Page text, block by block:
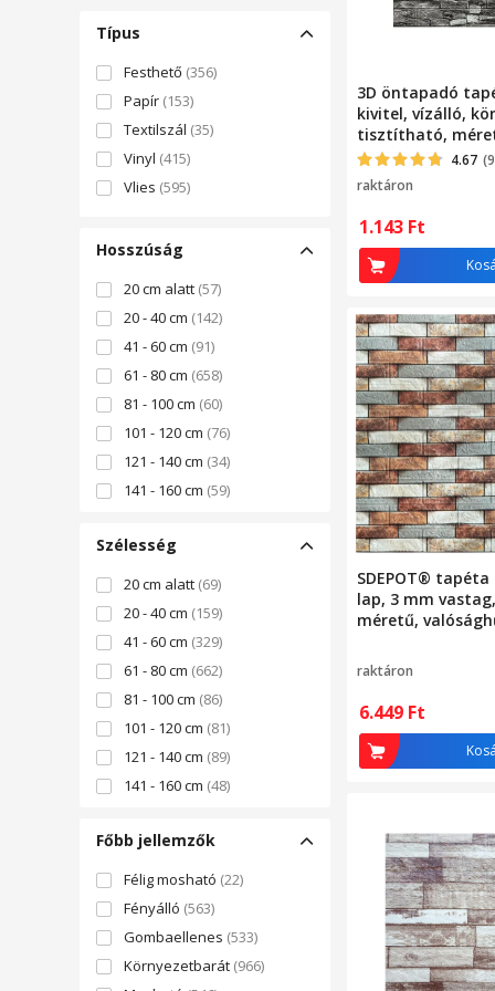
Típus
Festhető (356)
Papír (153)
Textilszál (35)
Vinyl (415)
Vlies (595)
Hosszúság
20 cm alatt (57)
20 - 40 cm (142)
41 - 60 cm (91)
61 - 80 cm (658)
81 - 100 cm (60)
101 - 120 cm (76)
121 - 140 cm (34)
141 - 160 cm (59)
181 - 200 cm
2 m felett(379)
Szélesség
20 cm alatt (69)
20 - 40 cm (159)
41 - 60 cm (329)
61 - 80 cm (662)
81 - 100 cm (86)
101 - 120 cm (81)
121 - 140 cm (89)
141 - 160 cm (48)
180 cm felett(636)
Főbb jellemzők
Félig mosható (22)
Fényálló (563)
Gombaellenes (533)
Környezetbarát (966)
3D öntapadó
kivitel, vízálló,
tisztítható,
dombornyomott
modell, szürke /
Depot ®
4.67
raktáron
1.143 Ft
SDEPOT®
lap, 3 mm
méretű,
árnyalatok
raktáron
6.449 Ft